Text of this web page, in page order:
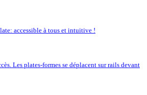
accessible à tous et intuitive !
Les plates-formes se déplacent sur rails devant